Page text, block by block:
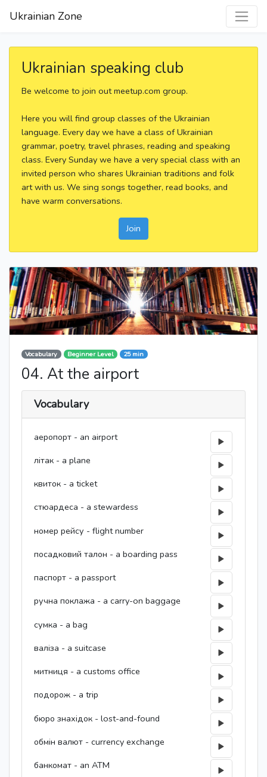
Ukrainian Zone
Ukrainian speaking club
Be welcome to join out meetup.com group.
Here you will find group classes of the Ukrainian
language. Every day we have a class of Ukrainian
grammar, poetry, travel phrases, reading and speaking
class. Every Sunday we have a very special class with an
invited person who shares Ukrainian traditions and folk
art with us. We sing songs together, read books, and
have warm conversations.
Join
Vocabulary Beginner Level 25 min
04. At the airport
Vocabulary
аеропорт - an airport
літак - a plane
квиток - a ticket
стюардеса - a stewardess
номер рейсу - flight number
посадковий талон - a boarding pass
паспорт - a passport
ручна поклажа - a carry-on baggage
сумка - a bag
валіза - a suitcase
митниця - a customs office
подорож - a trip
бюро знахідок - lost-and-found
обмін валют - currency exchange
банкомат - an ATM